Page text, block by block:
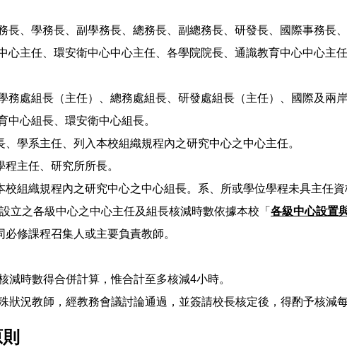
長、學務長、副學務長、總務長、副總務長、研發長、國際事務長
心主任、環安衛中心中心主任、各學院院長、通識教育中心中心主任
務處組長（主任）、總務處組長、研發處組長（主任）、國際及兩
中心組長、環安衛中心組長。
學系主任、列入本校組織規程內之研究中心之中心主任。
主任、研究所所長。
校組織規程內之研究中心之中心組長。系、所或學位學程未具主任資
立之各級中心之中心主任及組長核減時數依據本校「 各級中心設置
修課程召集人或主要負責教師。
減時數得合併計算，惟合計至多核減4小時。
狀況教師，經教務會議討論通過，並簽請校長核定後，得酌予核減